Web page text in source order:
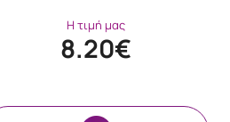
Η τιμή μας
8.20€